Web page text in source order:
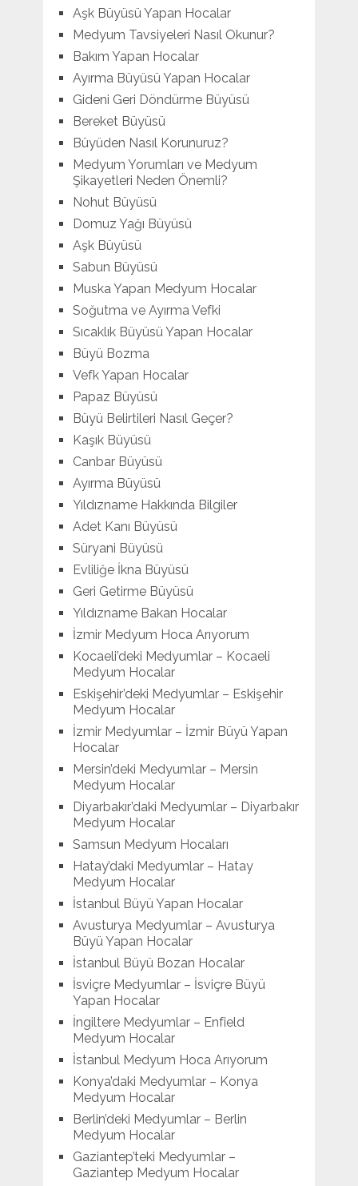
Aşk Büyüsü Yapan Hocalar
Medyum Tavsiyeleri Nasıl Okunur?
Bakım Yapan Hocalar
Ayırma Büyüsü Yapan Hocalar
Gideni Geri Döndürme Büyüsü
Bereket Büyüsü
Büyüden Nasıl Korunuruz?
Medyum Yorumları ve Medyum
Şikayetleri Neden Önemli?
Nohut Büyüsü
Domuz Yağı Büyüsü
Aşk Büyüsü
Sabun Büyüsü
Muska Yapan Medyum Hocalar
Soğutma ve Ayırma Vefki
Sıcaklık Büyüsü Yapan Hocalar
Büyü Bozma
Vefk Yapan Hocalar
Papaz Büyüsü
Büyü Belirtileri Nasıl Geçer?
Kaşık Büyüsü
Canbar Büyüsü
Ayırma Büyüsü
Yıldızname Hakkında Bilgiler
Adet Kanı Büyüsü
Süryani Büyüsü
Evliliğe İkna Büyüsü
Geri Getirme Büyüsü
Yıldızname Bakan Hocalar
İzmir Medyum Hoca Arıyorum
Kocaeli’deki Medyumlar – Kocaeli
Medyum Hocalar
Eskişehir’deki Medyumlar – Eskişehir
Medyum Hocalar
İzmir Medyumlar – İzmir Büyü Yapan
Hocalar
Mersin’deki Medyumlar – Mersin
Medyum Hocalar
Diyarbakır’daki Medyumlar – Diyarbakır
Medyum Hocalar
Samsun Medyum Hocaları
Hatay’daki Medyumlar – Hatay
Medyum Hocalar
İstanbul Büyü Yapan Hocalar
Avusturya Medyumlar – Avusturya
Büyü Yapan Hocalar
İstanbul Büyü Bozan Hocalar
İsviçre Medyumlar – İsviçre Büyü
Yapan Hocalar
İngiltere Medyumlar – Enfield
Medyum Hocalar
İstanbul Medyum Hoca Arıyorum
Konya’daki Medyumlar – Konya
Medyum Hocalar
Berlin’deki Medyumlar – Berlin
Medyum Hocalar
Gaziantep’teki Medyumlar –
Gaziantep Medyum Hocalar